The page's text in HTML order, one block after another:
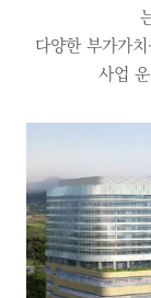
다양한 부가가
사업